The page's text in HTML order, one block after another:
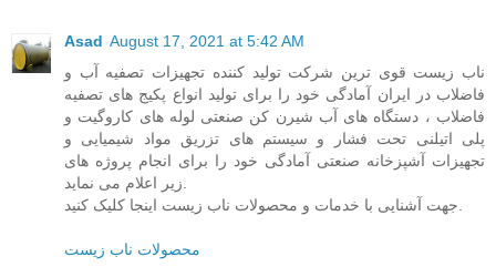
Asad August 17, 2021 at 5:42 AM
ناب زیست قوی ترین شرکت تولید کننده تجهیزات تصفیه آب و
فاضلاب در ایران آمادگی خود را برای تولید انواع پکیج های تصفیه
فاضلاب ، دستگاه های آب شیرن کن صنعتی لوله های کاروگیت و
پلی اتیلنی تحت فشار و سیستم های تزریق مواد شیمیایی و
تجهیزات آشپزخانه صنعتی آمادگی خود را برای انجام پروژه های
محصولات ناب زیست